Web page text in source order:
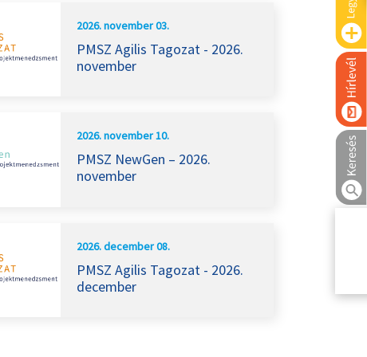
2026. november 03.
PMSZ Agilis Tagozat - 2026.
november
2026. november 10.
PMSZ NewGen – 2026.
november
2026. december 08.
PMSZ Agilis Tagozat - 2026.
december